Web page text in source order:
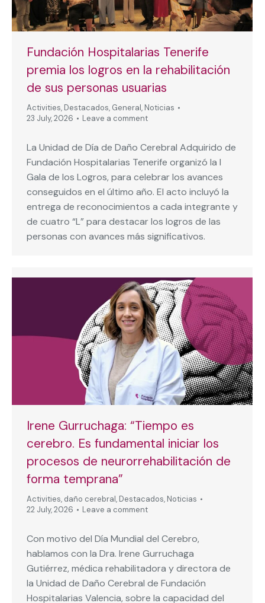
Fundación Hospitalarias Tenerife
premia los logros en la rehabilitación
de sus personas usuarias
Activities, Destacados, General, Noticias
23 July, 2026
Leave a comment
La Unidad de Día de Daño Cerebral Adquirido de
Fundación Hospitalarias Tenerife organizó la I
Gala de los Logros, para celebrar los avances
conseguidos en el último año. El acto incluyó la
entrega de reconocimientos a cada integrante y
de cuatro “L” para destacar los logros de las
personas con avances más significativos.
Irene Gurruchaga: “Tiempo es
cerebro. Es fundamental iniciar los
procesos de neurorrehabilitación de
forma temprana”
Activities, daño cerebral, Destacados, Noticias
22 July, 2026
Leave a comment
Con motivo del Día Mundial del Cerebro,
hablamos con la Dra. Irene Gurruchaga
Gutiérrez, médica rehabilitadora y directora de
la Unidad de Daño Cerebral de Fundación
Hospitalarias Valencia, sobre la capacidad del